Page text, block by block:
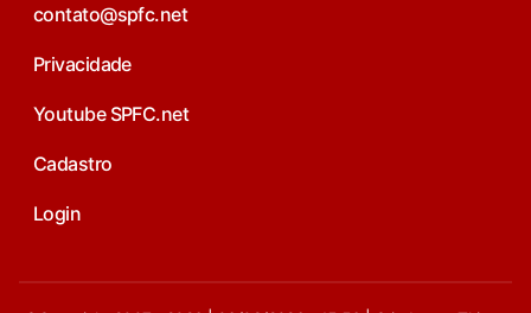
contato@spfc.net
Privacidade
Youtube SPFC.net
Cadastro
Login